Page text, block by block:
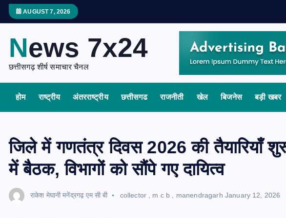
c
n
AUGUST 7, 2026
News 7x24
छत्तीसगढ़ शीर्ष समाचार चैनल
होम राष्ट्रीय अंतरराष्ट्रीय छत्तीसगढ राजनीती खेल बिजनेस बड़ी खबर
जिले में गणतंत्र दिवस 2026 की तैयारियाँ
में बैठक, विभागों को सौंपे गए दायित्व
राकेश मेघानी मनेंद्रगढ़ एम सी बी collector m c b manendragarh January 12, 2026